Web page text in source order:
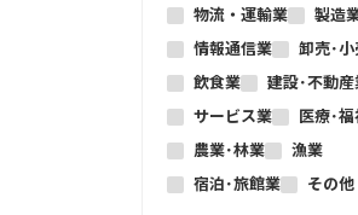
物流・運輸業
製造
情報通信業
卸売･
飲食業
建設･不動
サービス業
医療･
農業･林業
漁業
宿泊･旅館業
その他